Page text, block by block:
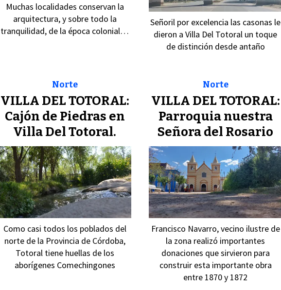
Muchas localidades conservan la
arquitectura, y sobre todo la
tranquilidad, de la época colonial…
Señoril por excelencia las casonas le
dieron a Villa Del Totoral un toque
de distinción desde antaño
VILLA DEL TOTORAL:
Cajón de Piedras en
Villa Del Totoral.
Norte
Como casi todos los poblados del
norte de la Provincia de Córdoba,
Totoral tiene huellas de los
aborígenes Comechingones
VILLA DEL TOTORAL:
Parroquia nuestra
Señora del Rosario
Norte
Francisco Navarro, vecino ilustre de
la zona realizó importantes
donaciones que sirvieron para
construir esta importante obra
entre 1870 y 1872